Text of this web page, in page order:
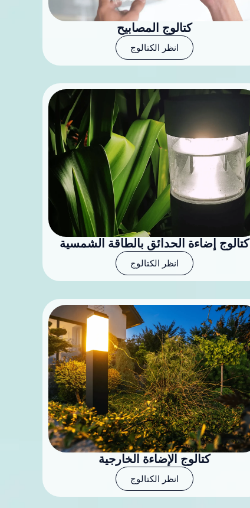
كتالوج المصابيح
انظر الكتالوج
كتالوج إضاءة الحدائق بالطاقة الشمسية
انظر الكتالوج
كتالوج الإضاءة الخارجية
انظر الكتالوج